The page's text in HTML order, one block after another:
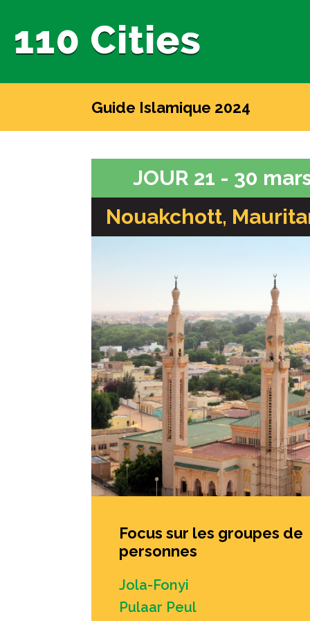
Guide Islamique 2024
JOUR 21 - 30
Nouakchott,
Focus sur les groupes de
personnes
Jola-Fonyi
Pulaar Peul